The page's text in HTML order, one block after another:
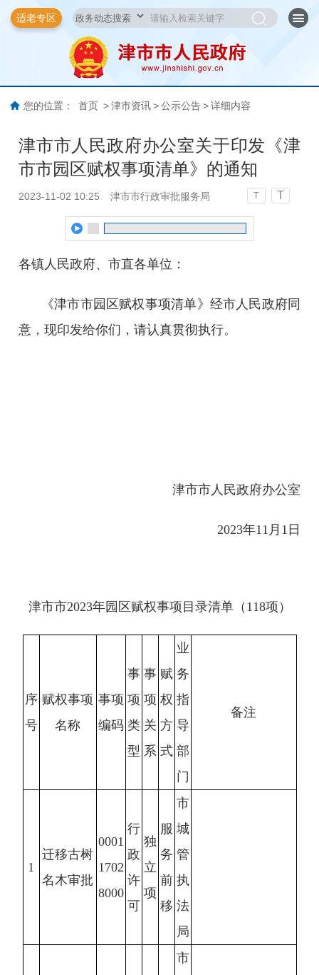
适老专区
您的位置： 首页 > 津市资讯 > 公示公告 > 详细内容
津市市人民政府办公室关于印发《津
市市园区赋权事项清单》的通知
2023-11-02 10:25 津市市行政审批服务局 T T
各镇人民政府、市直各单位：
《津市市园区赋权事项清单》经市人民政府同
意，现印发给你们，请认真贯彻执行。
津市市人民政府办公室
2023年11月1日
津市市2023年园区赋权事项目录清单（118项）
序
号
赋权事项
名称
事项
编码
事
项
类
型
事
项
关
系
赋
权
方
式
业
务
指
导
部
门
备注
1
迁移古树
名木审批
0001
1702
8000
行
政
许
可
独
立
项
服
务
前
移
市
城
管
执
法
局
市